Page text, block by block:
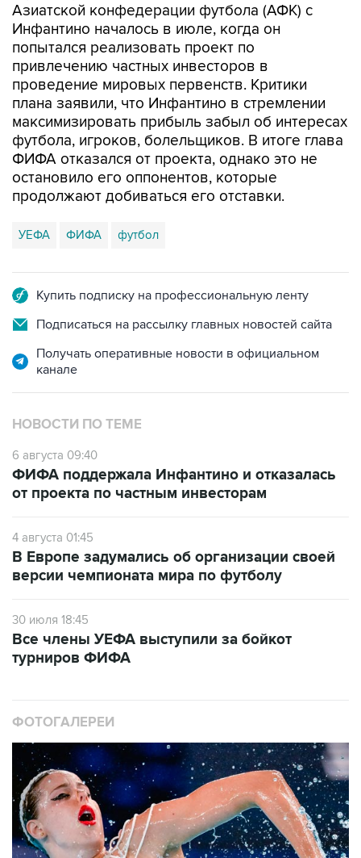
Азиатской конфедерации футбола (АФК) с
Инфантино началось в июле, когда он
попытался реализовать проект по
привлечению частных инвесторов в
проведение мировых первенств. Критики
плана заявили, что Инфантино в стремлении
максимизировать прибыль забыл об интересах
футбола, игроков, болельщиков. В итоге глава
ФИФА отказался от проекта, однако это не
остановило его оппонентов, которые
продолжают добиваться его отставки.
УЕФА ФИФА футбол
Купить подписку на профессиональную ленту
Подписаться на рассылку главных новостей сайта
Получать оперативные новости в официальном
канале
НОВОСТИ ПО ТЕМЕ
6 августа 09:40
ФИФА поддержала Инфантино и отказалась
от проекта по частным инвесторам
4 августа 01:45
В Европе задумались об организации своей
версии чемпионата мира по футболу
30 июля 18:45
Все члены УЕФА выступили за бойкот
турниров ФИФА
ФОТОГАЛЕРЕИ